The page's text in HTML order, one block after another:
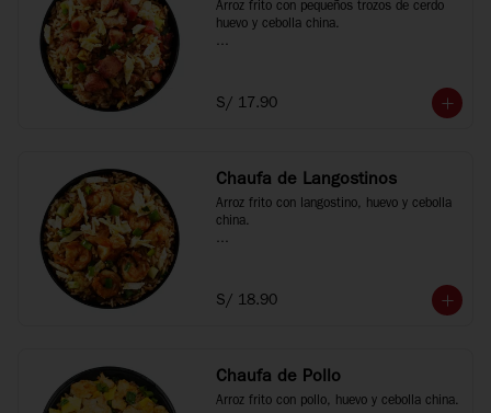
Arroz frito con pequeños trozos de cerdo
huevo y cebolla china.
S/ 17.90
Chaufa de Langostinos
Arroz frito con langostino, huevo y cebolla
china.
S/ 18.90
Chaufa de Pollo
Arroz frito con pollo, huevo y cebolla china.